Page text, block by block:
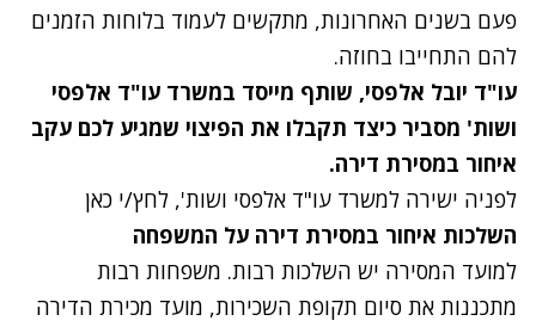
פעם בשנים האחרונות, מתקשים לעמוד בלוחות הזמנים
להם התחייבו בחוזה.
עו"ד יובל אלפסי, שותף מייסד במשרד עו"ד אלפסי
ושות' מסביר כיצד תקבלו את הפיצוי שמגיע לכם עקב
איחור במסירת דירה.
לפניה ישירה למשרד עו"ד אלפסי ושות', לחץ/י כאן
השלכות איחור במסירת דירה על המשפחה
למועד המסירה יש השלכות רבות. משפחות רבות
מתכננות את סיום תקופת השכירות, מועד מכירת הדירה